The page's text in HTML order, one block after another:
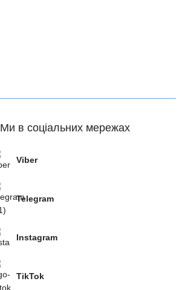
Ми в соціальних мережах
Viber
Telegram
Instagram
TikTok